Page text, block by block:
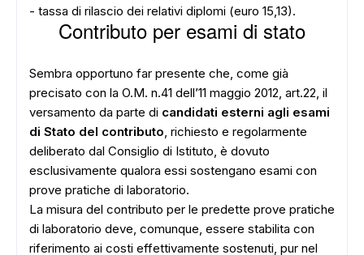
ADS
- tassa di rilascio dei relativi diplomi (euro 15,13).
Contributo per esami di stato
Sembra opportuno far presente che, come già
precisato con la O.M. n.41 dell’11 maggio 2012, art.22, il
versamento da parte di candidati esterni agli esami
di Stato del contributo, richiesto e regolarmente
deliberato dal Consiglio di Istituto, è dovuto
esclusivamente qualora essi sostengano esami con
prove pratiche di laboratorio.
La misura del contributo per le predette prove pratiche
di laboratorio deve, comunque, essere stabilita con
riferimento ai costi effettivamente sostenuti, pur nel